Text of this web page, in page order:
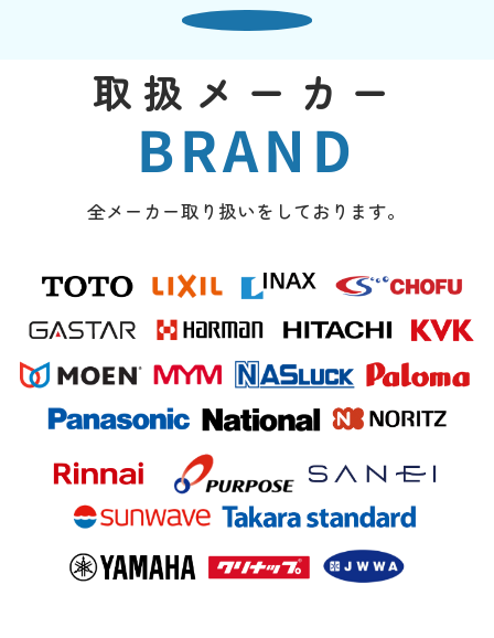
取扱メーカー
BRAND
全メーカー取り扱いをしております。